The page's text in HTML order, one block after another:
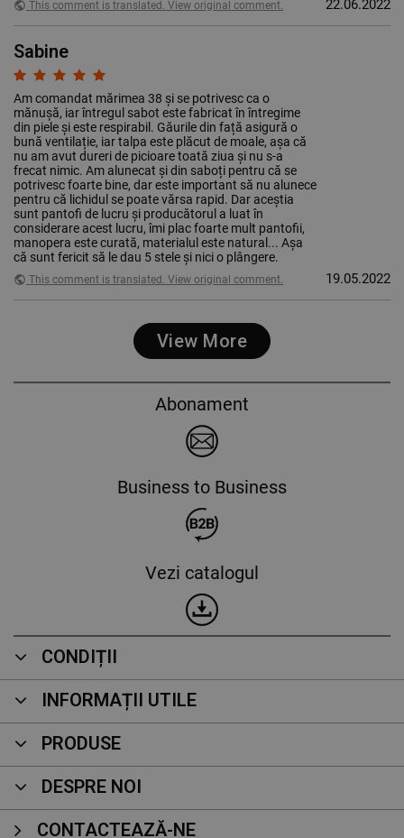
public This comment is translated. View original comment. 22.06.2022
Sabine
Am comandat mărimea 38 și se potrivesc ca o
mănușă, iar întregul sabot este fabricat în întregime
din piele și este respirabil. Găurile din față asigură o
bună ventilație, iar talpa este plăcut de moale, așa că
nu am avut dureri de picioare toată ziua și nu s-a
frecat nimic. Am alunecat și din saboți pentru că se
potrivesc foarte bine, dar este important să nu alunece
pentru că lichidul se poate vărsa rapid. Dar aceștia
sunt pantofi de lucru și producătorul a luat în
considerare acest lucru, îmi plac foarte mult pantofii,
manopera este curată, materialul este natural... Așa
că sunt fericit să le dau 5 stele și nici o plângere.
public This comment is translated. View original comment. 19.05.2022
View More
Abonament
Business to Business
Vezi catalogul
CONDIȚII
INFORMAȚII UTILE
PRODUSE
DESPRE NOI
CONTACTEAZĂ-NE